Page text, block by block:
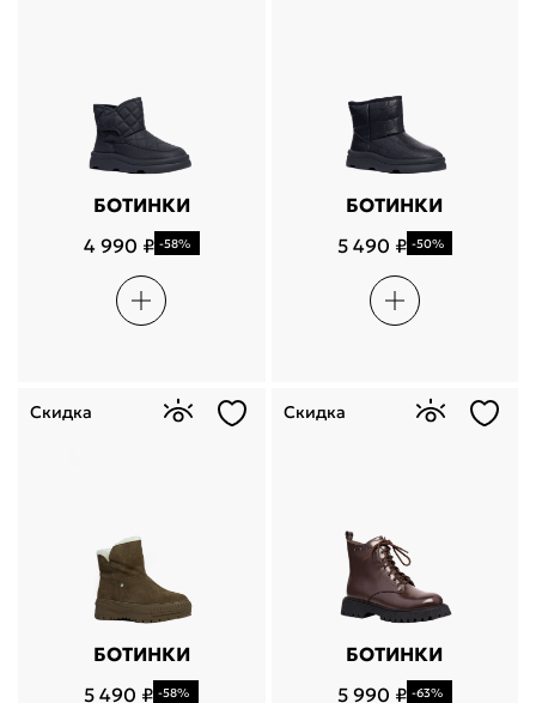
БОТИНКИ
4 990 ₽ -58%
БОТИНКИ
5 490 ₽ -50%
БОТИНКИ
5 490 ₽ -58%
Скидка
БОТИНКИ
5 990 ₽ -63%
Скидка